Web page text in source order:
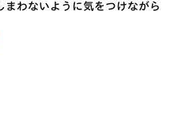
わないように気をつけながら